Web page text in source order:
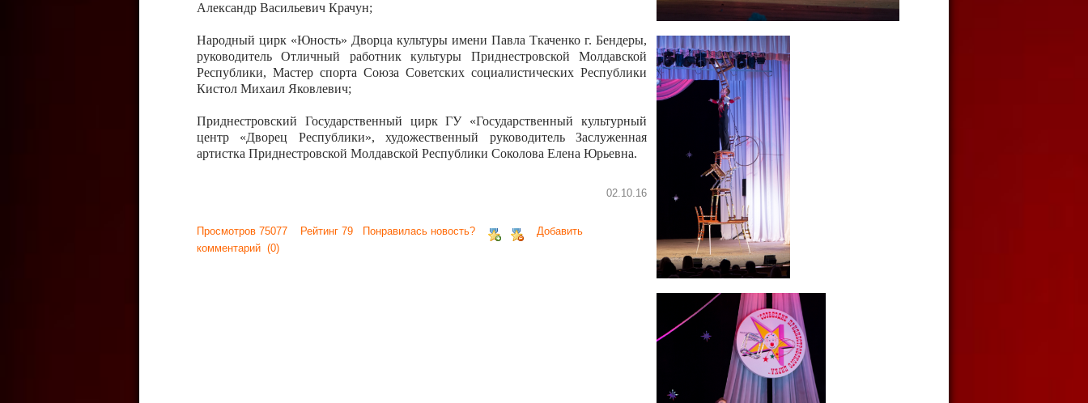
Александр Васильевич Крачун;
Народный цирк «Юность» Дворца культуры имени Павла Ткаченко г. Бендеры,
руководитель Отличный работник культуры Приднестровской Молдавской
Республики, Мастер спорта Союза Советских социалистических Республики
Кистол Михаил Яковлевич;
Приднестровский Государственный цирк ГУ «Государственный культурный
центр «Дворец Республики», художественный руководитель Заслуженная
артистка Приднестровской Молдавской Республики Соколова Елена Юрьевна.
02.10.16
Просмотров 75077 Рейтинг 79 Понравилась новость?
Добавить
комментарий (0)